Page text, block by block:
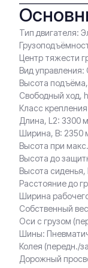
Тип двигателя:
Центр тяжести
Вид
Высота
Свободный ход,
Класс крепления
Длина, L2: 3300
Ширина, B: 2350
Высота при
Высота до
Высота
Расстояние до
Ширина
Собственный
Оси с грузом
Шины:
Колея (передн./
Дорожный